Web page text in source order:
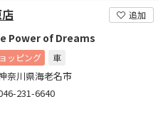
追加
Power of Dreams
ッピング 車
奈川県海老名市
231-6640